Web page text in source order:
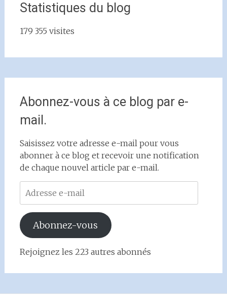
Statistiques du blog
179 355 visites
Abonnez-vous à ce blog par e-
mail.
Saisissez votre adresse e-mail pour vous
abonner à ce blog et recevoir une notification
de chaque nouvel article par e-mail.
Adresse
e-
mail
Abonnez-vous
Rejoignez les 223 autres abonnés